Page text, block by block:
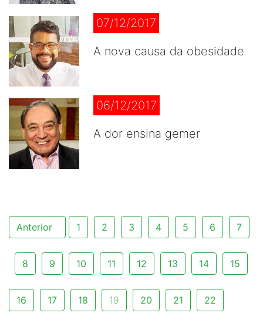
07/12/2017
A nova causa da obesidade
06/12/2017
A dor ensina gemer
Anterior 1 2 3 4 5 6 7
8 9 10 11 12 13 14 15
16 17 18 19 20 21 22